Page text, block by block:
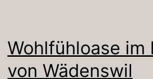
Wohlfühloase im
von Wädenswil